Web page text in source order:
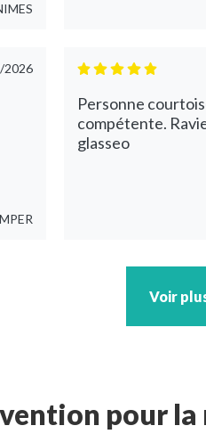
2026
Personne
compétente.
glasseo
Voir
pour